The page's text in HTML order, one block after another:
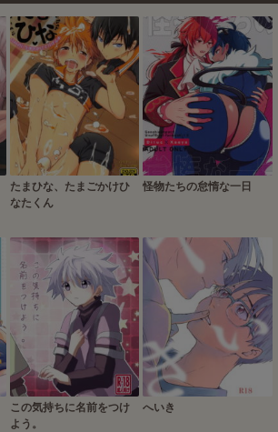
たまひな、たまごかけひ
なたくん
怪物たちの怠惰な一日
この気持ちに名前をつけ
よう。
へいき